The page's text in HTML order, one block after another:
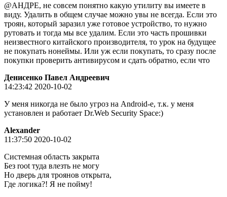
@АНДРЕ, не совсем понятно какую утилиту вы имеете в
виду. Удалить в общем случае можно увы не всегда. Если это
троян, который заразил уже готовое устройство, то нужно
рутовать и тогда мы все удалим. Если это часть прошивки
неизвестного китайского производителя, то урок на будущее
не покупать нонеймы. Или уж если покупать, то сразу после
покупки проверить антивирусом и сдать обратно, если что
Денисенко Павел Андреевич
14:23:42 2020-10-02
У меня никогда не было угроз на Android-е, т.к. у меня
установлен и работает Dr.Web Security Space:)
Alexander
11:37:50 2020-10-02
Системная область закрыта
Без root туда влезть не могу
Но дверь для троянов открыта,
Где логика?! Я не пойму!